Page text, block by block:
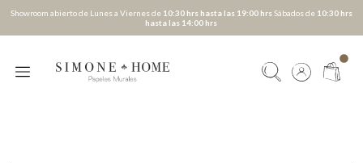
Showroom abierto de Lunes a Viernes de 10:30 hrs hasta las 19:00 hrsSábados de 10:30 hrs
hasta las 14:00 hrs